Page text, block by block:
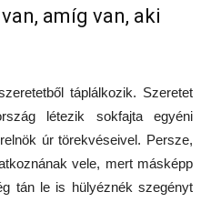
amíg van, aki
táplálkozik. Szeretet
létezik sokfajta egyéni
úr törekvéseivel. Persze,
vele, mert másképp
tán le is hülyéznék szegényt